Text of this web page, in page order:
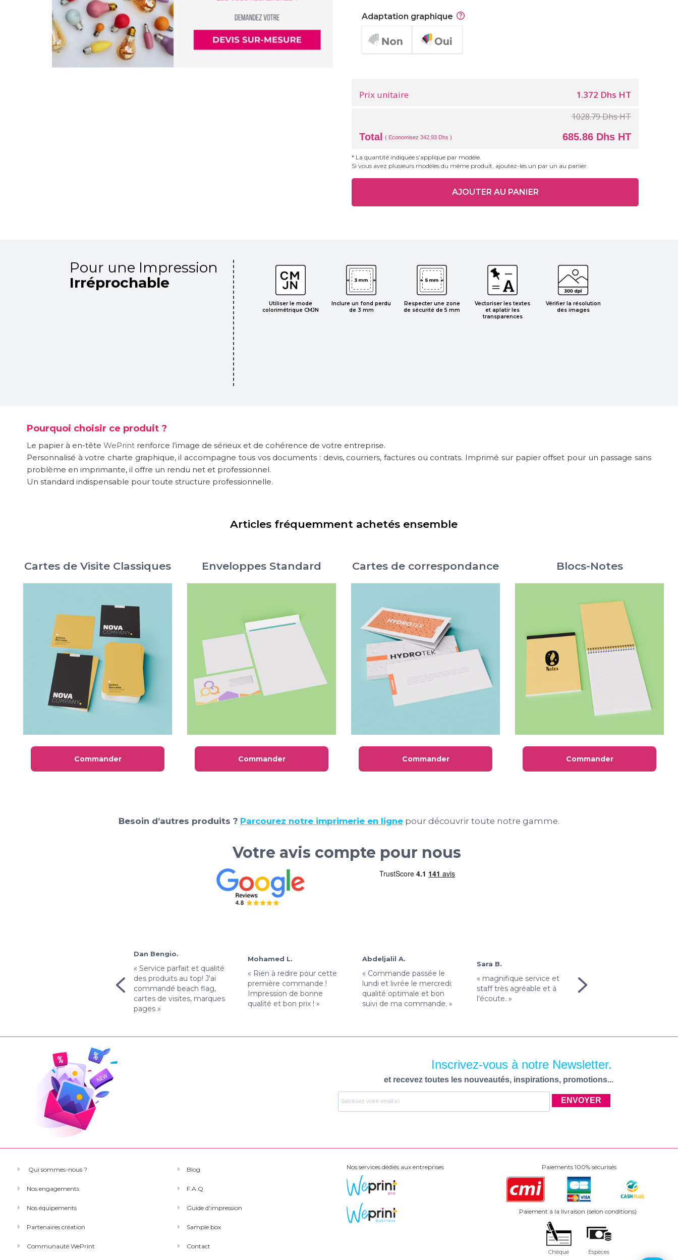
Adaptation graphique
Prix unitaire 1.372 Dhs HT
1028.79 Dhs HT
Total
( Economisez 342.93 Dhs ) 685.86 Dhs HT
* La quantité indiquée s’applique par modèle.
Si vous avez plusieurs modèles du même produit, ajoutez-les un par un au panier.
Pour une Impression
Irréprochable
Utiliser le mode
colorimétrique CMJN
Inclure un fond perdu
de 3 mm
Respecter une zone
de sécurité de 5 mm
Vectoriser les textes
et aplatir les
transparences
Vérifier la résolution
des images
Pourquoi choisir ce produit ?
Le papier à en-tête WePrint renforce l’image de sérieux et de cohérence de votre entreprise.
Personnalisé à votre charte graphique, il accompagne tous vos documents : devis, courriers, factures ou contrats. Imprimé sur papier offset pour un passage sans
problème en imprimante, il offre un rendu net et professionnel.
Un standard indispensable pour toute structure professionnelle.
Articles fréquemment achetés ensemble
Cartes de Visite Classiques
Commander
Enveloppes Standard
Commander
Cartes de correspondance
Commander
Blocs-Notes
Commander
Besoin d’autres produits ? Parcourez notre imprimerie en ligne pour découvrir toute notre gamme.
Votre avis compte pour nous
Dan Bengio.
« Service parfait et qualité
des produits au top! J'ai
commandé beach flag,
cartes de visites, marques
pages »
Mohamed L.
« Rien à redire pour cette
première commande !
Impression de bonne
qualité et bon prix ! »
Abdeljalil A.
« Commande passée le
lundi et livrée le mercredi:
qualité optimale et bon
suivi de ma commande. »
Sara B.
« magnifique service et
staff très agréable et à
l'écoute. »
Inscrivez-vous à notre Newsletter.
et recevez toutes les nouveautés, inspirations, promotions...
ENVOYER
Qui sommes-nous ?
Nos engagements
Nos équipements
Partenaires création
Communauté WePrint
Blog
F.A.Q
Guide d'impression
Sample box
Contact
Nos services dédiés aux entreprises Paiements 100% sécurisés
Paiement à la livraison (selon conditions)
Chèque Espèces